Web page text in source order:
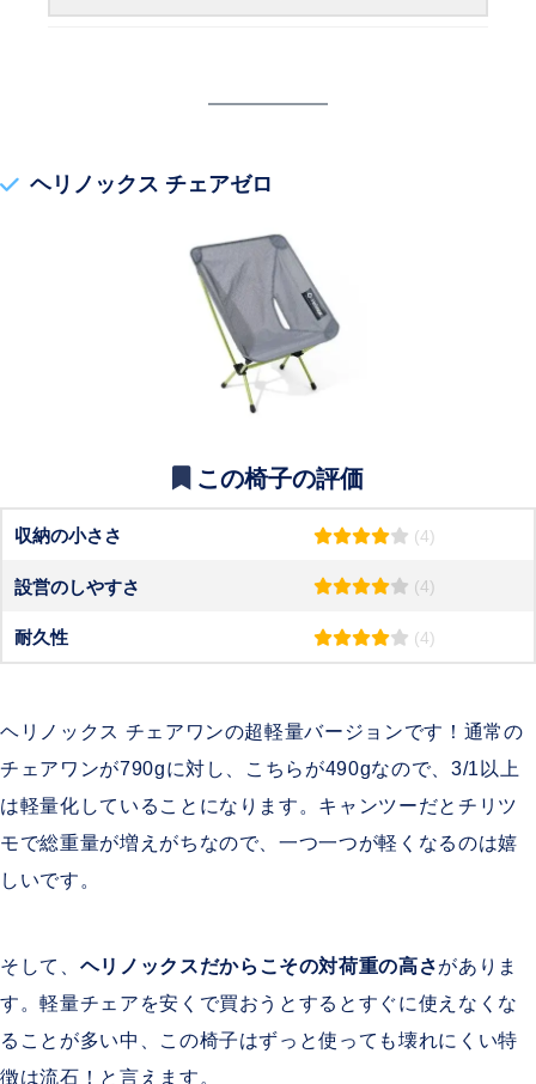
ヘリノックス チェアゼロ
この椅子の評価
収納の小ささ (4)
設営のしやすさ (4)
耐久性 (4)
ヘリノックス チェアワンの超軽量バージョンです！通常の
チェアワンが790gに対し、こちらが490gなので、3/1以上
は軽量化していることになります。キャンツーだとチリツ
モで総重量が増えがちなので、一つ一つが軽くなるのは嬉
しいです。
そして、 ヘリノックスだからこその対荷重の高さがありま
す。軽量チェアを安くで買おうとするとすぐに使えなくな
ることが多い中、この椅子はずっと使っても壊れにくい特
徴は流石！と言えます。